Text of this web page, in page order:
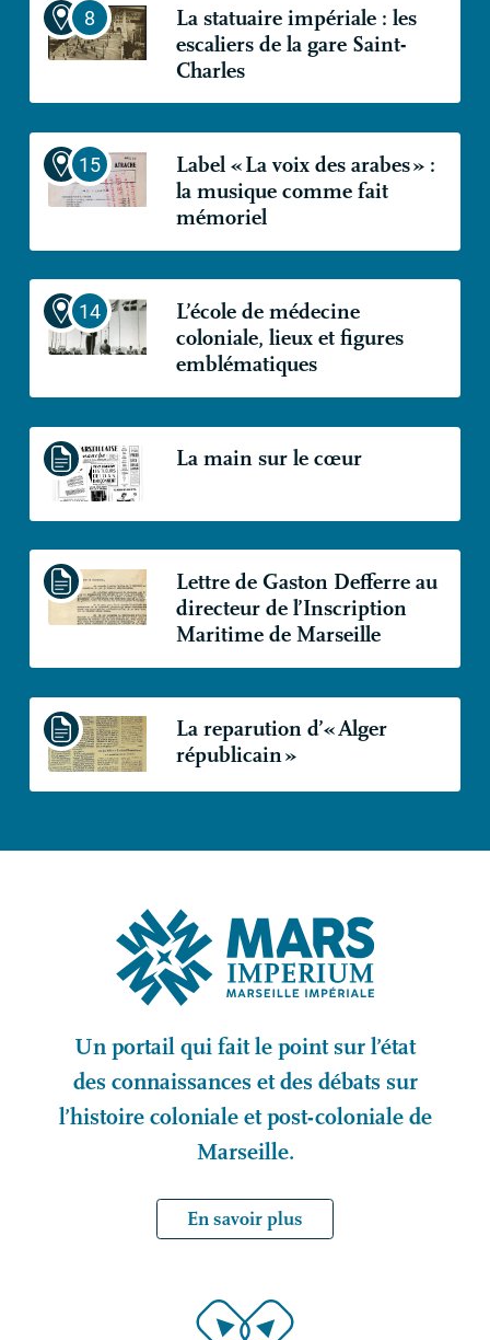
La statuaire impériale : les
escaliers de la gare Saint-
Charles
Label «La voix des arabes» :
la musique comme fait
mémoriel
L’école de médecine
coloniale, lieux et figures
emblématiques
La main sur le cœur
Lettre de Gaston Defferre au
directeur de l’Inscription
Maritime de Marseille
La reparution d’«Alger
républicain»
Un portail qui fait le point sur l’état
des connaissances et des débats sur
l’histoire coloniale et post-coloniale de
Marseille.
En savoir plus